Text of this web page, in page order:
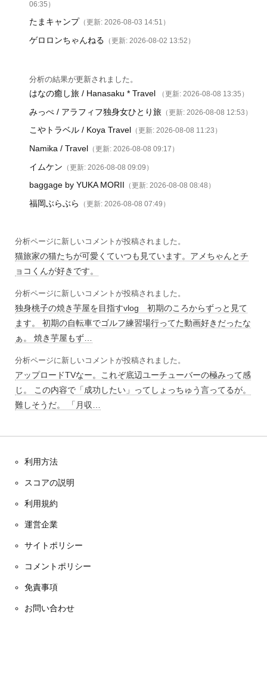
06:35）
たまキャンプ （更新: 2026-08-03 14:51）
ゲロロンちゃんねる （更新: 2026-08-02 13:52）
分析の結果が更新されました。
はなの癒し旅 / Hanasaku * Travel （更新: 2026-08-08 13:35）
みっぺ / アラフィフ独身女ひとり旅 （更新: 2026-08-08 12:53）
こやトラベル / Koya Travel （更新: 2026-08-08 11:23）
Namika / Travel （更新: 2026-08-08 09:17）
イムケン （更新: 2026-08-08 09:09）
baggage by YUKA MORII （更新: 2026-08-08 08:48）
福岡ぶらぶら （更新: 2026-08-08 07:49）
分析ページに新しいコメントが投稿されました。
猫旅家の猫たちが可愛くていつも見ています。アメちゃんとチ
ョコくんが好きです。
分析ページに新しいコメントが投稿されました。
独身桃子の焼き芋屋を目指すvlog 初期のころからずっと見て
ます。 初期の自転車でゴルフ練習場行ってた動画好きだったな
ぁ。 焼き芋屋もず…
分析ページに新しいコメントが投稿されました。
アップロードTVなー。これぞ底辺ユーチューバーの極みって感
じ。 この内容で「成功したい」ってしょっちゅう言ってるが。
難しそうだ。 「月収…
利用方法
スコアの説明
利用規約
運営企業
サイトポリシー
コメントポリシー
免責事項
お問い合わせ